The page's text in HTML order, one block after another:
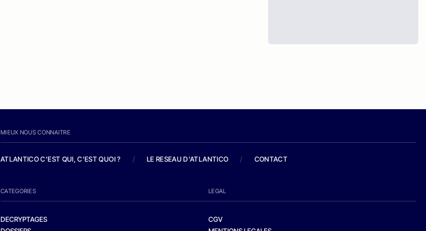
MIEUX NOUS CONNAITRE
ATLANTICO C'EST QUI, C'EST QUOI ? / LE RESEAU D'ATLANTICO / CONTACT
CATEGORIES
DECRYPTAGES
LEGAL
CGV